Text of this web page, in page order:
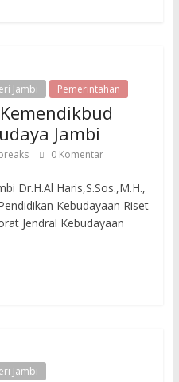
Jambi Pemerintahan
Jambi
0 Komentar
Dr.H.Al Haris,S.Sos.,M.H.,
Kebudayaan Riset
Jendral Kebudayaan
Jambi